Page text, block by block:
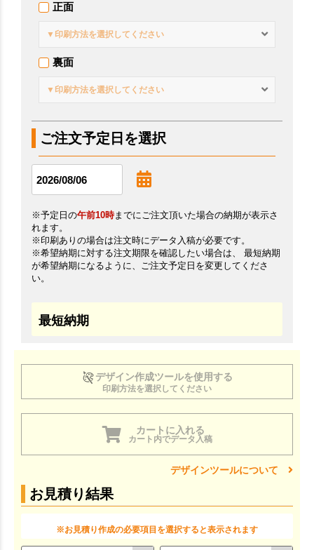
正面
▼印刷方法を選択してください
裏面
▼印刷方法を選択してください
ご注文予定日を選択
※予定日の午前10時までにご注文頂いた場合の納期が表示さ
れます。
※印刷ありの場合は注文時にデータ入稿が必要です。
※希望納期に対する注文期限を確認したい場合は、 最短納期
が希望納期になるように、ご注文予定日を変更してくださ
い。
最短納期
デザイン作成ツールを使用する
印刷方法を選択してください
カートに入れる
カート内でデータ入稿
デザインツールについて
お見積り結果
※お見積り作成の必要項目を選択すると表示されます